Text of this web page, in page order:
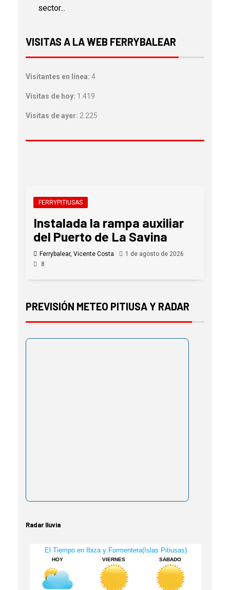
sector...
VISITAS A LA WEB FERRYBALEAR
Visitantes en línea: 4
Visitas de hoy: 1.419
Visitas de ayer: 2.225
FERRYPITIUSAS
Instalada la rampa auxiliar
del Puerto de La Savina
Ferrybalear, Vicente Costa
1 de agosto de 2026
8
PREVISIÓN METEO PITIUSA Y RADAR
Radar lluvia